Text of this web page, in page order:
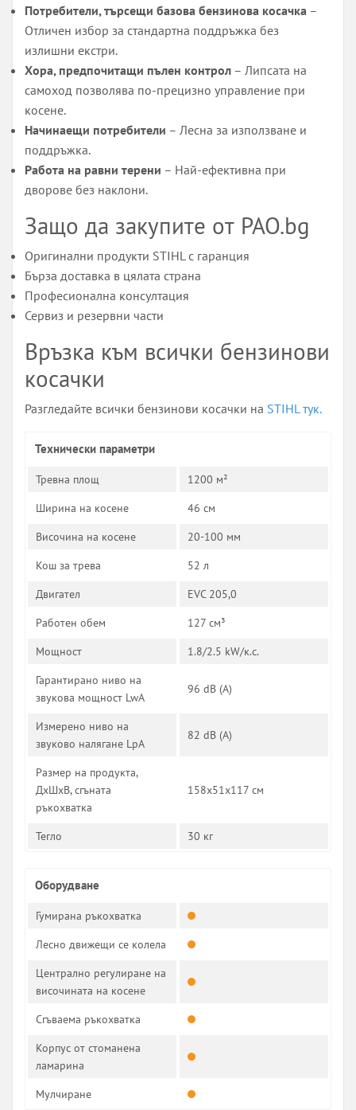
Потребители, търсещи базова бензинова косачка –
Отличен избор за стандартна поддръжка без
излишни екстри.
Хора, предпочитащи пълен контрол – Липсата на
самоход позволява по-прецизно управление при
косене.
Начинаещи потребители – Лесна за използване и
поддръжка.
Работа на равни терени – Най-ефективна при
дворове без наклони.
Защо да закупите от PAO.bg
Оригинални продукти STIHL с гаранция
Бърза доставка в цялата страна
Професионална консултация
Сервиз и резервни части
Връзка към всички бензинови
косачки
Разгледайте всички бензинови косачки на STIHL тук.
Технически параметри
Тревна площ
1200 м²
Ширина на косене
46 см
Височина на косене
20-100 мм
Кош за трева
52 л
Двигател
EVC 205,0
Работен обем
127 см³
Мощност
1.8/2.5 kW/к.с.
Гарантирано ниво на
звукова мощност LwA
96 dB (A)
Измерено ниво на
звуково налягане LpA
82 dB (A)
Размер на продукта,
ДxШxВ, сгъната
ръкохватка
158х51х117 см
Тегло 30 кг
Оборудване
Гумирана ръкохватка
Лесно движещи се колела
Централно регулиране на
височината на косене
Сгъваема ръкохватка
Корпус от стоманена
ламарина
Мулчиране